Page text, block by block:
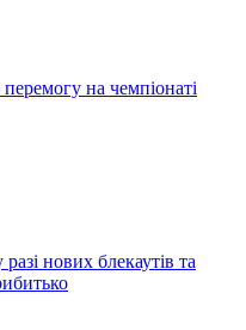
на чемпіонаті
нових блекаутів та